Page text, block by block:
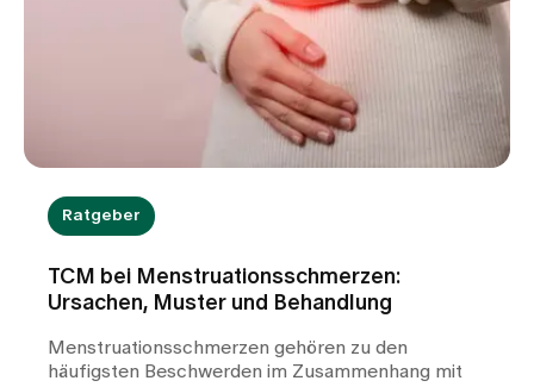
Ratgeber
TCM bei Menstruationsschmerzen:
Ursachen, Muster und Behandlung
Menstruationsschmerzen gehören zu den
häufigsten Beschwerden im Zusammenhang mit